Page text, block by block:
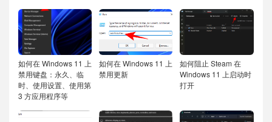
如何在 Windows 11 上
禁用键盘：永久、临
时、使用设置、使用第
3 方应用程序等
如何在 Windows 11 上
禁用更新
如何阻止 Steam 在
Windows 11 上启动时
打开